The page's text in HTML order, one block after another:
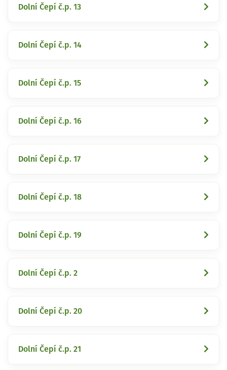
Dolní Čepí č.p. 13
Dolní Čepí č.p. 14
Dolní Čepí č.p. 15
Dolní Čepí č.p. 16
Dolní Čepí č.p. 17
Dolní Čepí č.p. 18
Dolní Čepí č.p. 19
Dolní Čepí č.p. 2
Dolní Čepí č.p. 20
Dolní Čepí č.p. 21